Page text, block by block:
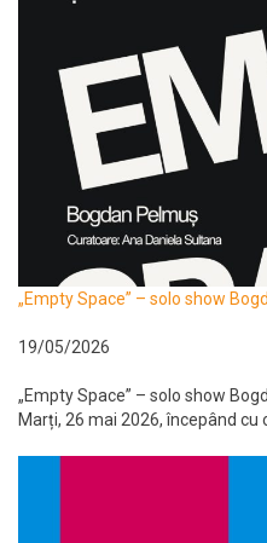
„Empty Space” – solo show
19/05/2026
„Empty Space” – solo show
Marți, 26 mai 2026, începând cu